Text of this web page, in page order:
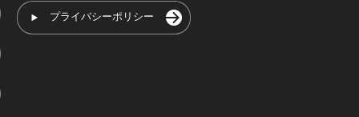
プライバシーポリシー